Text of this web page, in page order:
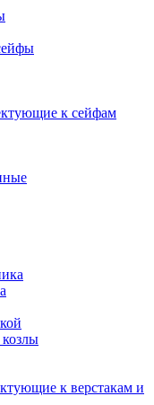
к сейфам
к верстакам и